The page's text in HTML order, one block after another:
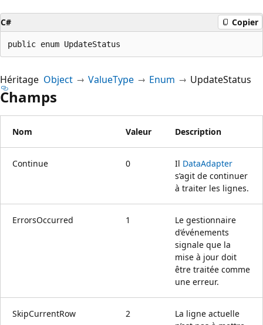
C# Copier
public enum UpdateStatus
Héritage Object ValueType Enum UpdateStatus
Champs
Nom Valeur Description
Continue 0 Il DataAdapter
s’agit de continuer
à traiter les lignes.
ErrorsOccurred 1
Le gestionnaire
d’événements
signale que la
mise à jour doit
être traitée comme
une erreur.
SkipCurrentRow 2
La ligne actuelle